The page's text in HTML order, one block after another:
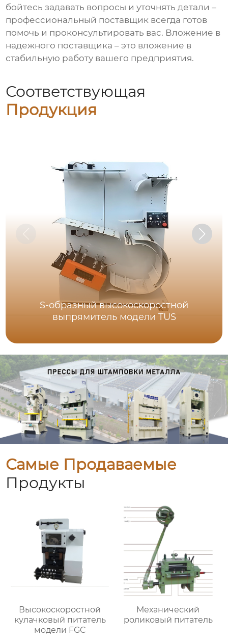
бойтесь задавать вопросы и уточнять детали –
профессиональный поставщик всегда готов
помочь и проконсультировать вас. Вложение в
надежного поставщика – это вложение в
стабильную работу вашего предприятия.
Соответствующая
Продукция
S-образный высокоскоростной
выпрямитель модели TUS
Самые Продаваемые
Продукты
Высокоскоростной
кулачковый питатель
модели FGC
Механический
роликовый питатель